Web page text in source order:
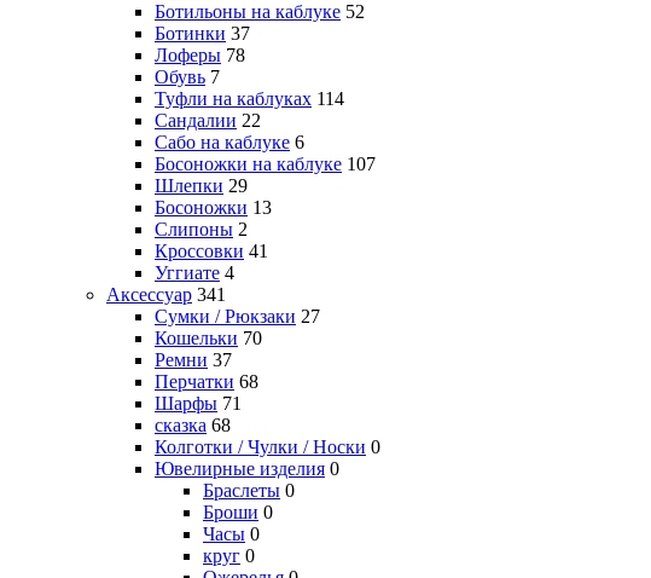
Ботильоны на каблуке 52
Ботинки 37
Лоферы 78
Обувь 7
Туфли на каблуках 114
Сандалии 22
Сабо на каблуке 6
Босоножки на каблуке 107
Шлепки 29
Босоножки 13
Слипоны 2
Кроссовки 41
Уггиате 4
Аксессуар 341
Сумки / Рюкзаки 27
Кошельки 70
Ремни 37
Перчатки 68
Шарфы 71
сказка 68
Колготки / Чулки / Носки 0
Ювелирные изделия 0
Браслеты 0
Броши 0
Часы 0
круг 0